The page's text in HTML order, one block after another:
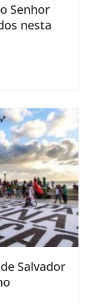
Senhor
nesta
Salvador